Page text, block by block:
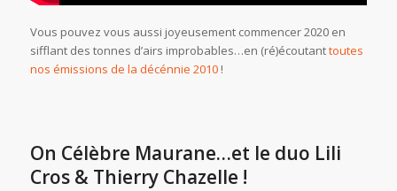
Vous pouvez vous aussi joyeusement commencer 2020 en
sifflant des tonnes d’airs improbables…en (ré)écoutanttoutes
nos émissions de la décénnie 2010!
On Célèbre Maurane…et le duo Lili
Cros & Thierry Chazelle !